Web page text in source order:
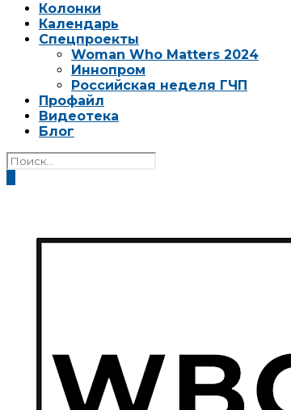
Колонки
Календарь
Спецпроекты
Woman Who Matters 2024
Иннопром
Российская неделя ГЧП
Профайл
Видеотека
Блог